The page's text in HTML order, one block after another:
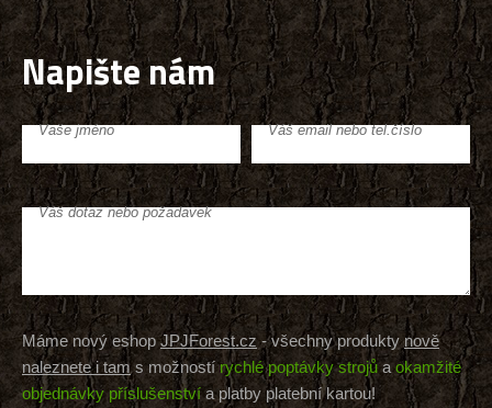
Napište nám
Vaše jméno Váš email nebo tel.číslo
Váš dotaz nebo požadavek
Máme nový eshopJPJForest.cz - všechny produktynově
naleznete i tams možnostírychlé poptávky strojů aokamžité
objednávky příslušenství a platby platební kartou!